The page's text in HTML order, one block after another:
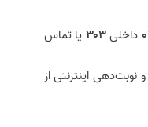
داخلی۳۰۳ یا تماس
اینترنتی از